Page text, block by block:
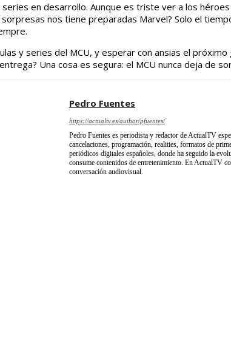
en desarrollo. Aunque es triste ver a los
nos tiene preparadas Marvel? Solo el
y series del MCU, y esperar con ansias el
Una cosa es segura: el MCU nunca deja de
Pedro Fuentes
https://actualtv.es/author/pfuentes/
Pedro Fuentes es periodista y redactor de ActualTV
cancelaciones, programación, realities, formatos de
periódicos digitales españoles, donde ha seguido la
consume contenidos de entretenimiento. En ActualTV
conversación audiovisual.